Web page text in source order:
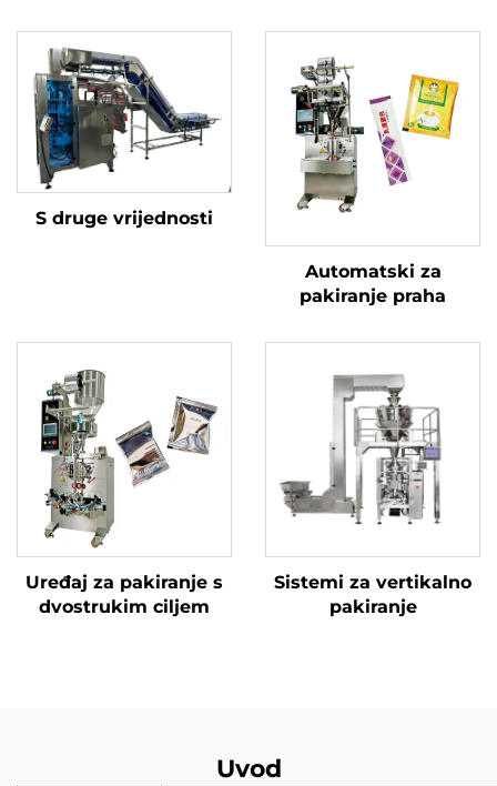
S druge vrijednosti
Automatski za
pakiranje praha
Uređaj za pakiranje s
dvostrukim ciljem
Sistemi za vertikalno
pakiranje
Uvod